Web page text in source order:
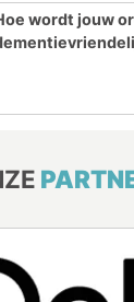
wordt jouw